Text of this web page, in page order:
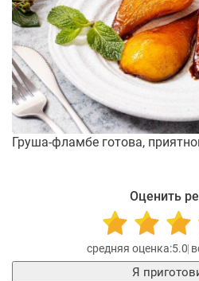
Груша-фламбе готова,
Оценить
5.0
Я